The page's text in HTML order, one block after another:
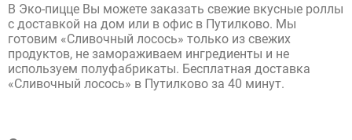
В Эко-пицце Вы можете заказать свежие вкусные роллы
с доставкой на дом или в офис в Путилково. Мы
готовим «Сливочный лосось» только из свежих
продуктов, не замораживаем ингредиенты и не
используем полуфабрикаты. Бесплатная доставка
«Сливочный лосось» в Путилково за 40 минут.